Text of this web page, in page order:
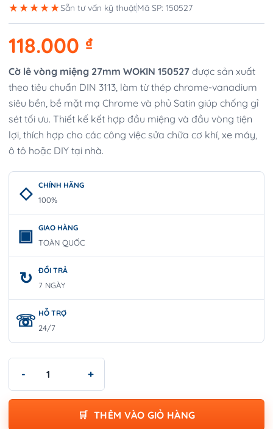
★★★★★Sẵn tư vấn kỹ thuậtMã SP: 150527
118.000 ₫
Cờ lê vòng miệng 27mm WOKIN 150527 được sản xuất
theo tiêu chuẩn DIN 3113, làm từ thép chrome-vanadium
siêu bền, bề mặt mạ Chrome và phủ Satin giúp chống gỉ
sét tối ưu. Thiết kế kết hợp đầu miệng và đầu vòng tiện
lợi, thích hợp cho các công việc sửa chữa cơ khí, xe máy,
ô tô hoặc DIY tại nhà.
CHÍNH HÃNG
100%
GIAO HÀNG
TOÀN QUỐC
ĐỔI TRẢ
7 NGÀY
HỖ TRỢ
24/7
THÊM VÀO GIỎ HÀNG